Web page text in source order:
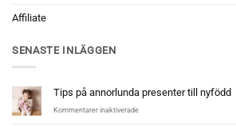
Affiliate
SENASTE INLÄGGEN
Tips på annorlunda presenter till nyfödd
Kommentarer inaktiveradeför